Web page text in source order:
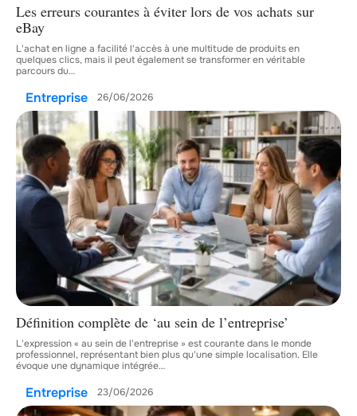
Les erreurs courantes à éviter lors de vos achats sur
eBay
L'achat en ligne a facilité l'accès à une multitude de produits en
quelques clics, mais il peut également se transformer en véritable
parcours du…
Entreprise 26/06/2026
Définition complète de ‘au sein de l’entreprise’
L'expression « au sein de l'entreprise » est courante dans le monde
professionnel, représentant bien plus qu'une simple localisation. Elle
évoque une dynamique intégrée…
Entreprise 23/06/2026